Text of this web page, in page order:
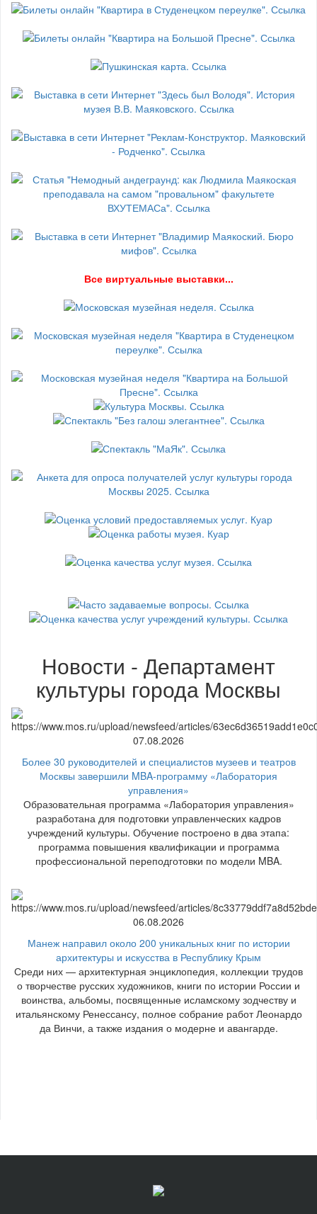
Все виртуальные выставки...
Новости - Департамент
культуры города Москвы
07.08.2026
Более 30 руководителей и специалистов музеев и театров
Москвы завершили MBA-программу «Лаборатория
управления»
Образовательная программа «Лаборатория управления»
разработана для подготовки управленческих кадров
учреждений культуры. Обучение построено в два этапа:
программа повышения квалификации и программа
профессиональной переподготовки по модели MBA.
06.08.2026
Манеж направил около 200 уникальных книг по истории
архитектуры и искусства в Республику Крым
Среди них — архитектурная энциклопедия, коллекции трудов
о творчестве русских художников, книги по истории России и
воинства, альбомы, посвященные исламскому зодчеству и
итальянскому Ренессансу, полное собрание работ Леонардо
да Винчи, а также издания о модерне и авангарде.